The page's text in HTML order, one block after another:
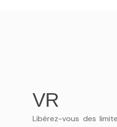
VR
Libérez-vous des